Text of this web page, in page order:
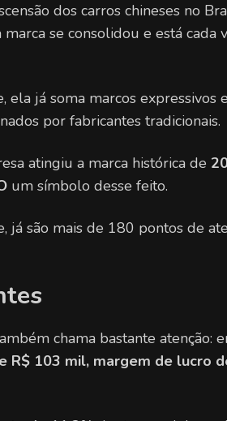
dos carros chineses no
se consolidou e está cada
ela já soma marcos expressivos
por fabricantes tradicionais.
atingiu a marca histórica de
um símbolo desse feito.
já são mais de 180 pontos de
chama bastante atenção:
R$ 103 mil, margem de lucro